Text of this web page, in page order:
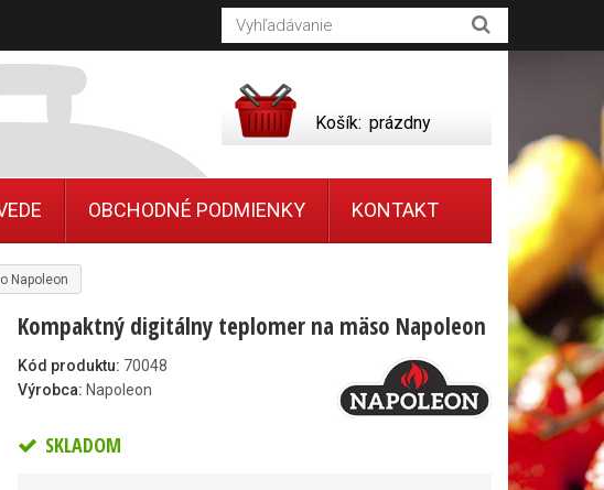
Napoleon
Kompaktný digitálny teplomer na mäso Napoleon
Kód produktu: 70048
Výrobca: Napoleon
SKLADOM
Košík: prázdny
OBCHODNÉ PODMIENKY KONTAKT